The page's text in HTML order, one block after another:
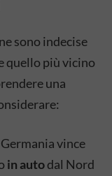
sono indecise
quello più vicino
una
vince
in autodal Nord